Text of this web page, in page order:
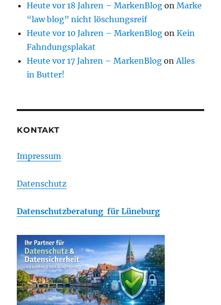
Heute vor 18 Jahren – MarkenBlog onMarke
“law blog” nicht löschungsreif
Heute vor 10 Jahren – MarkenBlog onKein
Fahndungsplakat
Heute vor 17 Jahren – MarkenBlog onAlles
in Butter!
KONTAKT
Impressum
Datenschutz
Datenschutzberatung für Lüneburg